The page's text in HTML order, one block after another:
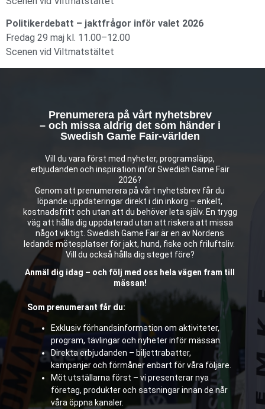
Politikerdebatt – jaktfrågor inför valet 2026
Fredag 29 maj kl. 11.00–12.00
Scenen vid Viltmatstältet
Prenumerera på vårt nyhetsbrev
– och missa aldrig det som händer i
Swedish Game Fair-världen
Vill du vara först med nyheter, programsläpp,
erbjudanden och inspiration inför Swedish Game Fair
2026?
Genom att prenumerera på vårt nyhetsbrev får du
löpande uppdateringar direkt i din inkorg – enkelt,
kostnadsfritt och utan att du behöver leta själv. En trygg
väg att hålla dig uppdaterad utan att riskera att missa
något viktigt. Swedish Game Fair är en av Nordens
ledande mötesplatser för jakt, hund, fiske och friluftsliv.
Vill du också hålla dig steget före?
Anmäl dig idag – och följ med oss hela vägen fram till
mässan!
Som prenumerant får du:
Exklusiv förhandsinformation om aktiviteter,
program, tävlingar och nyheter inför mässan.
Direkta erbjudanden – biljettrabatter,
kampanjer och förmåner enbart för våra följare.
Möt utställarna först – vi presenterar nya
företag, produkter och satsningar innan de når
våra öppna kanaler.